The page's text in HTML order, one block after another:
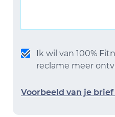
Ik wil van 100%
reclame meer
Voorbeeld van je